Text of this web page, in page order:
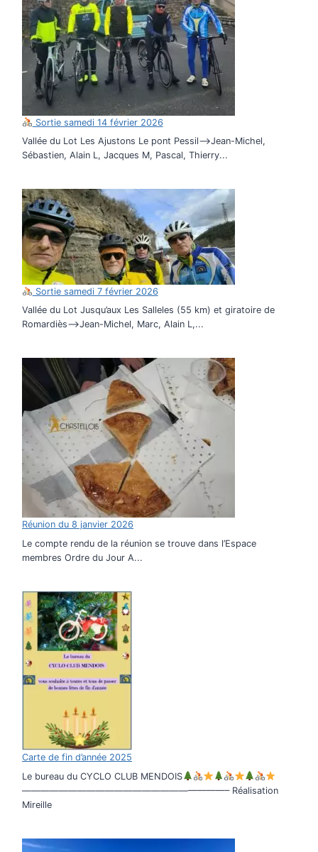
Sortie samedi 14 février 2026
Vallée du Lot Les Ajustons Le pont Pessil–>Jean-Michel,
Sébastien, Alain L, Jacques M, Pascal, Thierry...
Sortie samedi 7 février 2026
Vallée du Lot Jusqu’aux Les Salleles (55 km) et giratoire de
Romardiès–>Jean-Michel, Marc, Alain L,...
Réunion du 8 janvier 2026
Le compte rendu de la réunion se trouve dans l’Espace
membres Ordre du Jour A...
Carte de fin d’année 2025
Le bureau du CYCLO CLUB MENDOIS
——————————————————————– Réalisation
Mireille